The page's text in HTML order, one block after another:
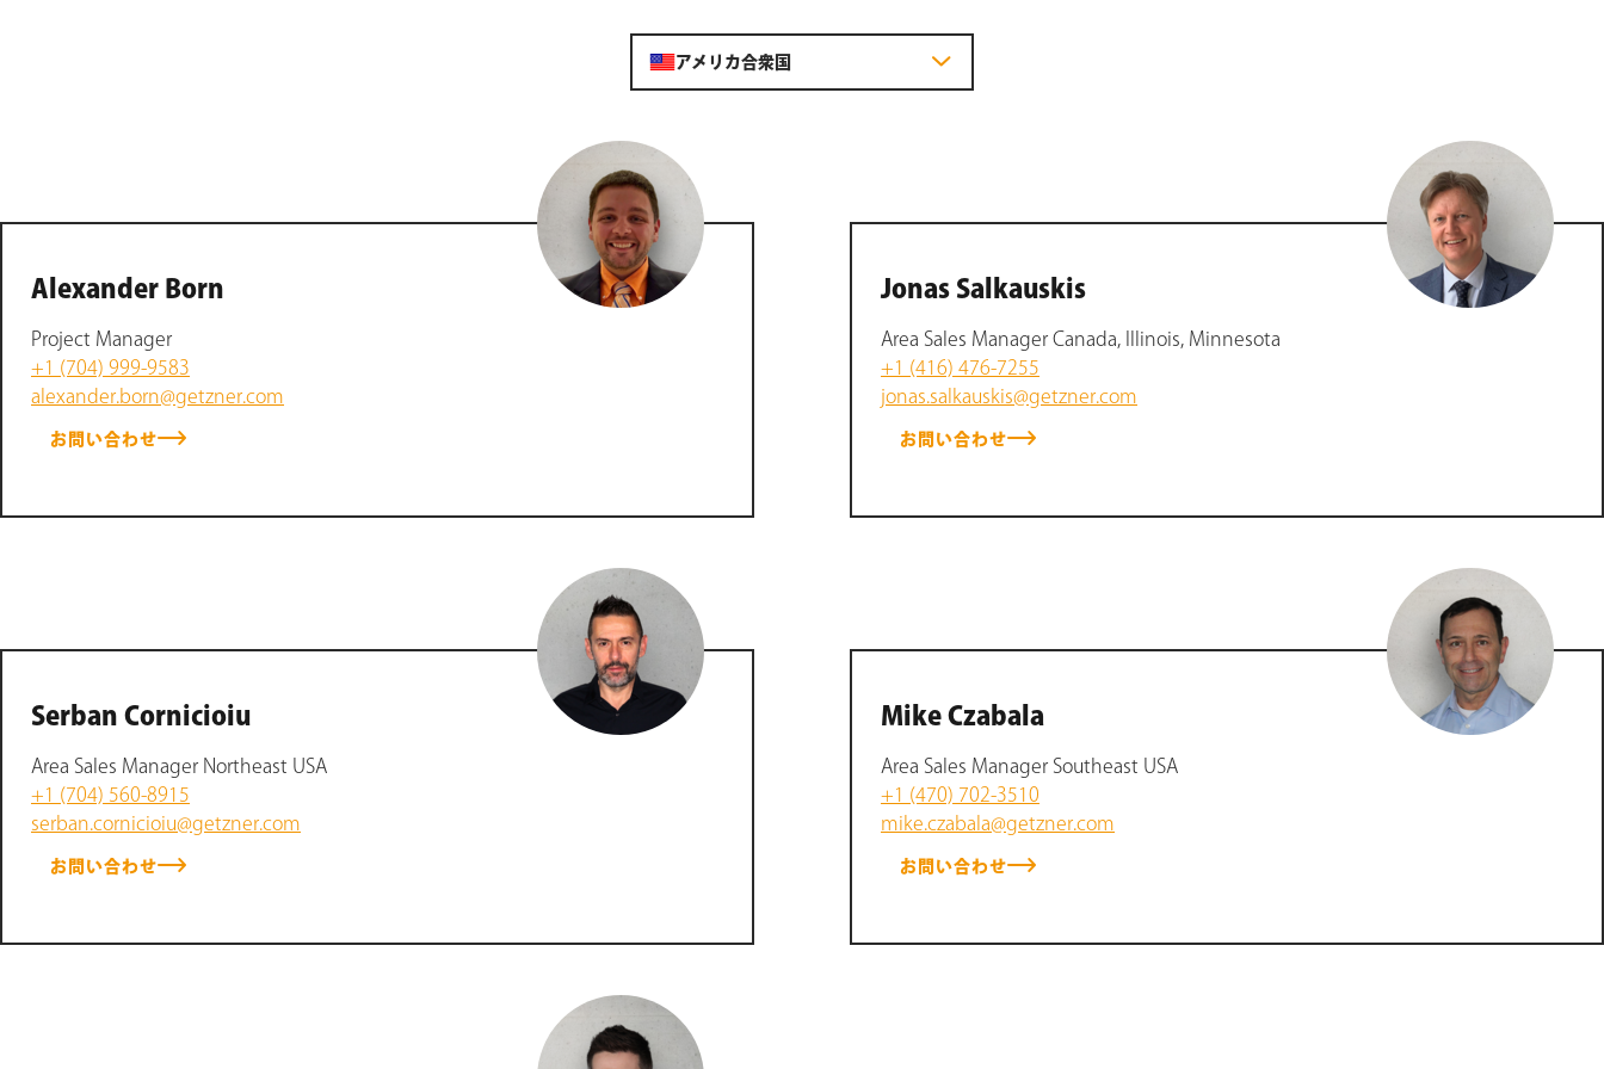
アメリカ合衆国
Alexander Born
Project Manager
+1 (704) 999-9583
alexander.born@getzner.com
お問い合わせ
Jonas Salkauskis
Area Sales Manager Canada, Illinois, Minnesota
+1 (416) 476-7255
jonas.salkauskis@getzner.com
お問い合わせ
Serban Cornicioiu
Area Sales Manager Northeast USA
+1 (704) 560-8915
serban.cornicioiu@getzner.com
お問い合わせ
Mike Czabala
Area Sales Manager Southeast USA
+1 (470) 702-3510
mike.czabala@getzner.com
お問い合わせ